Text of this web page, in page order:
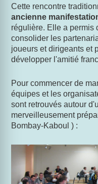
Cette rencontre
ancienne
régulière. Elle a permis
consolider les
joueurs et dirigeants et
développer l'amitié
Pour commencer de
équipes et les
sont retrouvés autour
merveilleusement
Bombay-Kaboul ) :